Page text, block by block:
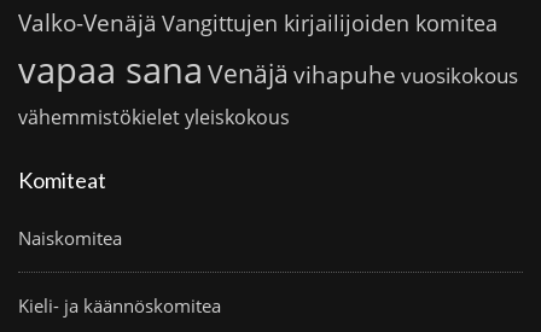
Valko-Venäjä Vangittujen kirjailijoiden komitea
vapaa sana Venäjä vihapuhe vuosikokous
vähemmistökieletyleiskokous
Komiteat
Naiskomitea
Kieli- ja käännöskomitea